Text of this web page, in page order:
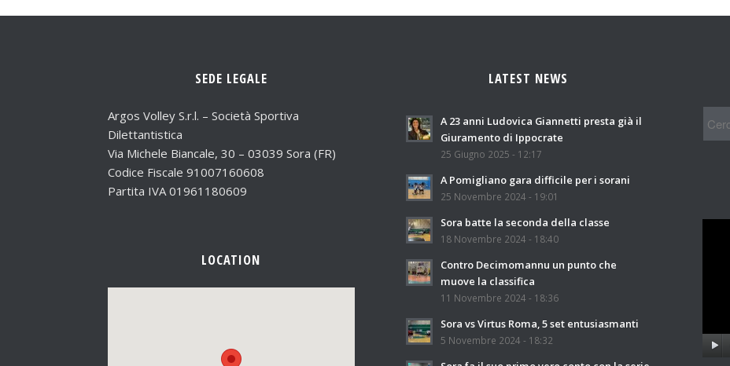
SEDE LEGALE
Argos Volley S.r.l. – Società Sportiva
Dilettantistica
Via Michele Biancale, 30 – 03039 Sora (FR)
Codice Fiscale 91007160608
Partita IVA 01961180609
LOCATION
LATEST NEWS
A 23 anni Ludovica Giannetti presta già il
Giuramento di Ippocrate
25 Giugno 2025 - 12:17
A Pomigliano gara difficile per i sorani
25 Novembre 2024 - 19:01
Sora batte la seconda della classe
18 Novembre 2024 - 18:40
Contro Decimomannu un punto che
muove la classifica
11 Novembre 2024 - 18:36
Sora vs Virtus Roma, 5 set entusiasmanti
5 Novembre 2024 - 18:32